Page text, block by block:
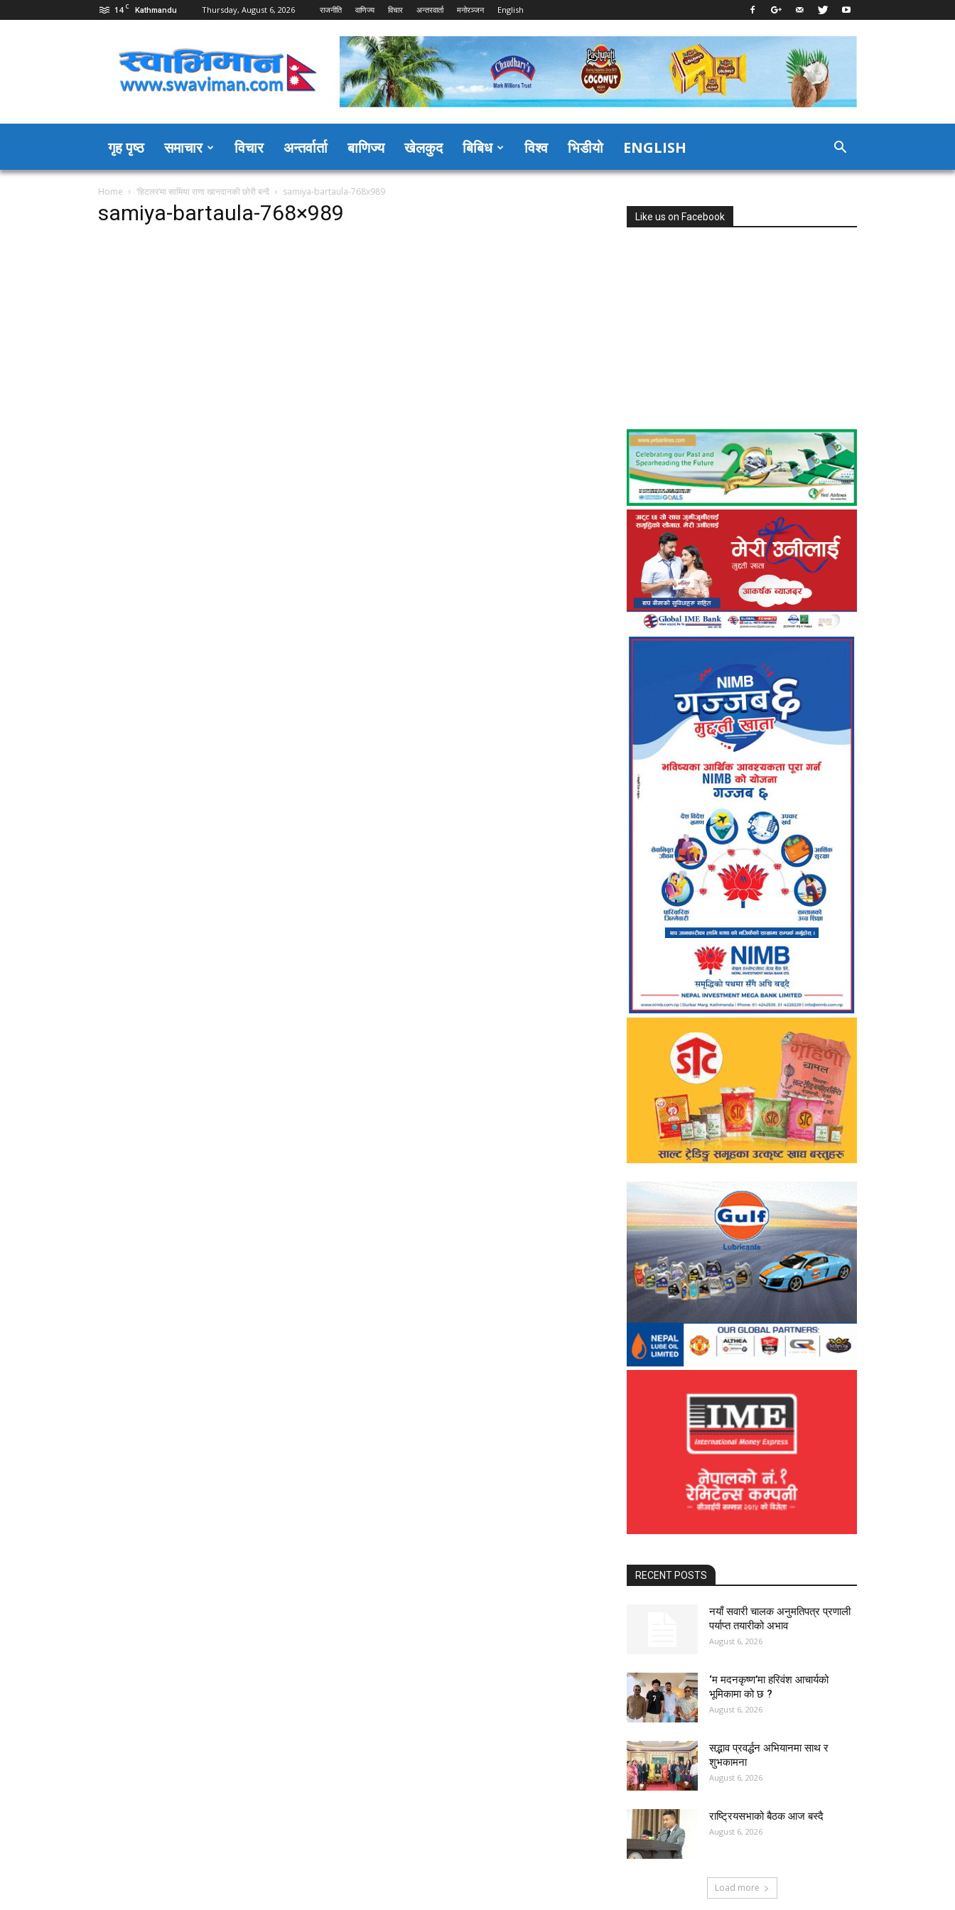
14 C Kathmandu Thursday, August 6, 2026 राजनीति वाणिज्य विचार अन्तरवार्ता मनोरञ्जन English
Swaviman
Nepal
गृह पृष्ठ समाचार विचार अन्तर्वार्ता बाणिज्य खेलकुद बिबिध विश्व भिडीयो ENGLISH
Home ‘हिटलर’मा सामिया राणा खानदानकी छोरी बन्दै samiya-bartaula-768x989
samiya-bartaula-768×989 Like us on Facebook
RECENT POSTS
नयाँ सवारी चालक अनुमतिपत्र प्रणाली
पर्याप्त तयारीको अभाव
August 6, 2026
‘म मदनकृष्ण’मा हरिवंश आचार्यको
भूमिकामा को छ ?
August 6, 2026
सद्भाव प्रवर्द्धन अभियानमा साथ र
शुभकामना
August 6, 2026
राष्ट्रियसभाको बैठक आज बस्दै
August 6, 2026
Load more